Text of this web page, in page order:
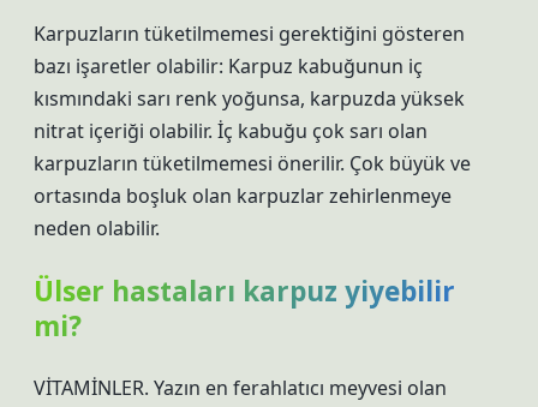
Karpuzların tüketilmemesi gerektiğini gösteren
bazı işaretler olabilir: Karpuz kabuğunun iç
kısmındaki sarı renk yoğunsa, karpuzda yüksek
nitrat içeriği olabilir. İç kabuğu çok sarı olan
karpuzların tüketilmemesi önerilir. Çok büyük ve
ortasında boşluk olan karpuzlar zehirlenmeye
neden olabilir.
Ülser hastaları karpuz yiyebilir
mi?
VİTAMİNLER. Yazın en ferahlatıcı meyvesi olan